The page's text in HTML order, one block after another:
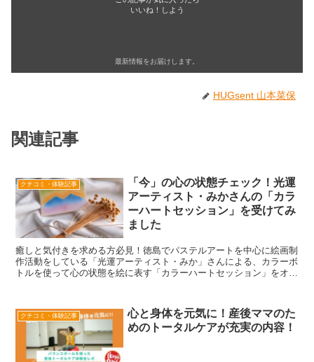
いいね！しよう
最新情報をお届けします。
HUGsent 山本菜保
関連記事
クチコミ・体験記事
「今」の心の状態チェック！光運
アーティスト・みかさんの「カラ
ーハートセッション」を受けてみ
ました
癒しと気付きを求める方必見！徳島でパステルアートを中心に絵画制
作活動をしている「光運アーティスト・みか」さんによる、カラーボ
トルを使って心の状態を絵に表す「カラーハートセッション」をオン
クチコミ・体験記事
心と身体を元気に！産後ママのた
めのトータルケアが充実の内容！